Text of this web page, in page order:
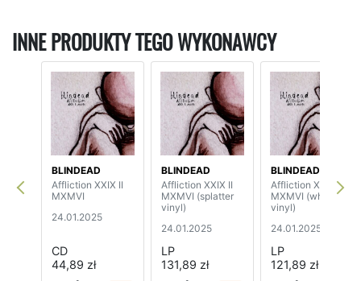
INNE PRODUKTY TEGO WYKONAWCY
BLINDEAD
Affliction XXIX II
MXMVI
24.01.2025
CD
44,89 zł
BLINDEAD
Affliction XXIX II
MXMVI (splatter
vinyl)
24.01.2025
LP
131,89 zł
BLINDEAD
Affliction XXIX II
MXMVI (white
vinyl)
24.01.2025
LP
121,89 zł